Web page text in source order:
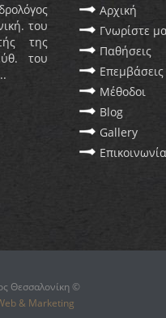
του
της
του
Αρχική
Γνωρίστε
Παθήσεις
Επεμβάσεις
Μέθοδοι
Blog
Gallery
Επικοινωνία
Θεσσαλονίκη ©
& Marketing